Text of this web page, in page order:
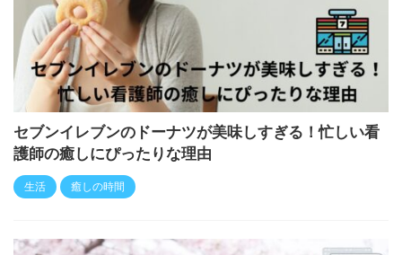
セブンイレブンのドーナツが美味しすぎる！忙しい看
護師の癒しにぴったりな理由
生活 癒しの時間